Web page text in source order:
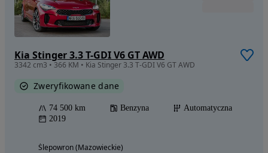
Kia Stinger 3.3 T-GDI V6 GT AWD
3342 cm3 • 366 KM • Kia Stinger 3.3 T-GDI V6 GT AWD
Zweryfikowane dane
74 500 km Benzyna
Automatyczna
2019
Ślepowron (Mazowieckie)